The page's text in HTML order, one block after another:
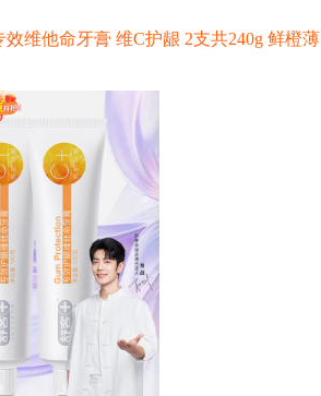
维他命牙膏 维C护龈 2支共240g 鲜橙薄